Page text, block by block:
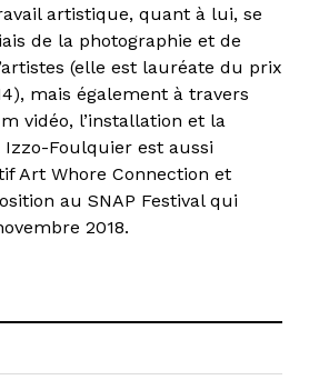
artistique, quant à lui, se
de la photographie et de
(elle est lauréate du prix
mais également à travers
vidéo, l’installation et la
Foulquier est aussi
Art Whore Connection et
au SNAP Festival qui
2018.